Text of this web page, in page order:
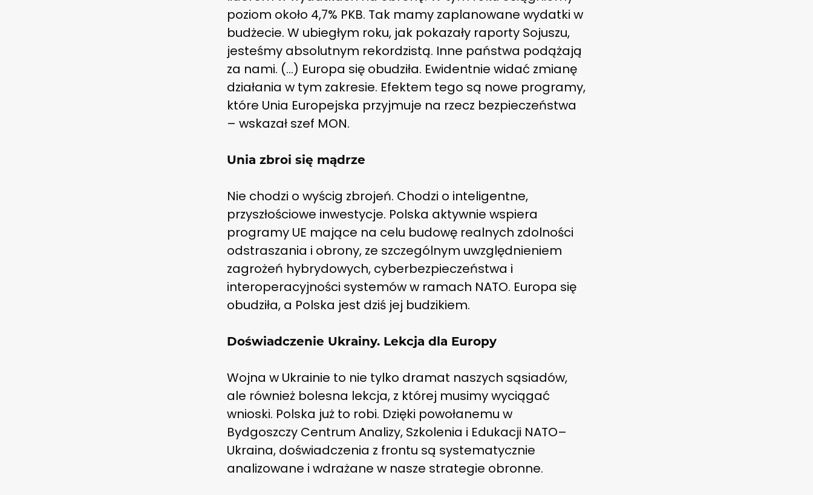
poziom około 4,7% PKB. Tak mamy zaplanowane wydatki w
budżecie. W ubiegłym roku, jak pokazały raporty Sojuszu,
jesteśmy absolutnym rekordzistą. Inne państwa podążają
za nami. (…) Europa się obudziła. Ewidentnie widać zmianę
działania w tym zakresie. Efektem tego są nowe programy,
które Unia Europejska przyjmuje na rzecz bezpieczeństwa
– wskazał szef MON.
Unia zbroi się mądrze
Nie chodzi o wyścig zbrojeń. Chodzi o inteligentne,
przyszłościowe inwestycje. Polska aktywnie wspiera
programy UE mające na celu budowę realnych zdolności
odstraszania i obrony, ze szczególnym uwzględnieniem
zagrożeń hybrydowych, cyberbezpieczeństwa i
interoperacyjności systemów w ramach NATO. Europa się
obudziła, a Polska jest dziś jej budzikiem.
Doświadczenie Ukrainy. Lekcja dla Europy
Wojna w Ukrainie to nie tylko dramat naszych sąsiadów,
ale również bolesna lekcja, z której musimy wyciągać
wnioski. Polska już to robi. Dzięki powołanemu w
Bydgoszczy Centrum Analizy, Szkolenia i Edukacji NATO–
Ukraina, doświadczenia z frontu są systematycznie
analizowane i wdrażane w nasze strategie obronne.